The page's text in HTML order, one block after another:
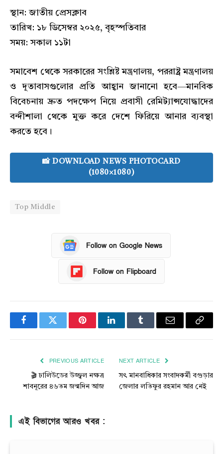
স্থান: জাতীয় প্রেসক্লাব
তারিখ: ১৮ ডিসেম্বর ২০২৫, বৃহস্পতিবার
সময়: সকাল ১১টা
সমাবেশ থেকে সরকারের সংশ্লিষ্ট মন্ত্রণালয়, পররাষ্ট্র মন্ত্রণালয়
ও দূতাবাসগুলোর প্রতি আহ্বান জানানো হবে—মানবিক
বিবেচনায় দ্রুত পদক্ষেপ নিয়ে প্রবাসী রেমিট্যান্সযোদ্ধাদের
বন্দীশালা থেকে মুক্ত করে দেশে ফিরিয়ে আনার ব্যবস্থা
করতে হবে।
📸 DOWNLOAD NEWS PHOTOCARD
(1080×1080)
Top Middle
Follow on Google News
Follow on Flipboard
FacebookTwitter PinterestLinkedInTumblr Email
Copy
PREVIOUS ARTICLE
🎬 ঢালিউডের উজ্জ্বল নক্ষত্র
শাবনূরের ৪৬তম জন্মদিন আজ
NEXT ARTICLE
সৎ মানবাধিকার সংবাদকর্মী বগুড়ার
জেলার লতিফুর রহমান আর নেই
এই বিভাগের আরও খবর :